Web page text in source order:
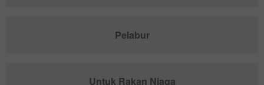
Pelabur
Untuk Rakan Niaga